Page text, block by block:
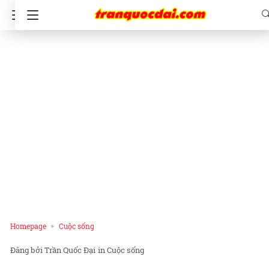
Homepage Cuộc sống
Trần Quốc Đại inCuộc sống